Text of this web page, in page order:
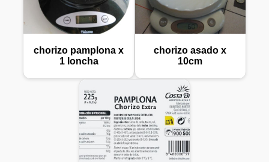
chorizo pamplona x
1 loncha
chorizo asado x
10cm